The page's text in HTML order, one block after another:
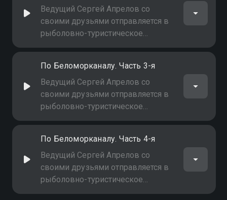
Ведущий Сергей Апрелов со
своими друзьями отправляется в
рыболовно-туристическое
путешествие вдоль
По Беломорканалу. Часть 3-я
Ведущий Сергей Апрелов со
своими друзьями отправляется в
рыболовно-туристическое
путешествие вдоль
По Беломорканалу. Часть 4-я
Ведущий Сергей Апрелов со
своими друзьями отправляется в
рыболовно-туристическое
путешествие вдоль